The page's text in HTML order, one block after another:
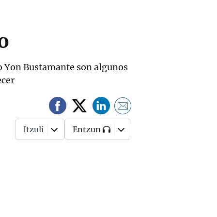
Bustamante son algunos
Itzuli Entzun